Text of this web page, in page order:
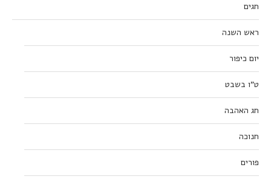
חגים
ראש השנה
יום כיפור
ט”ו בשבט
חג האהבה
חנוכה
פורים